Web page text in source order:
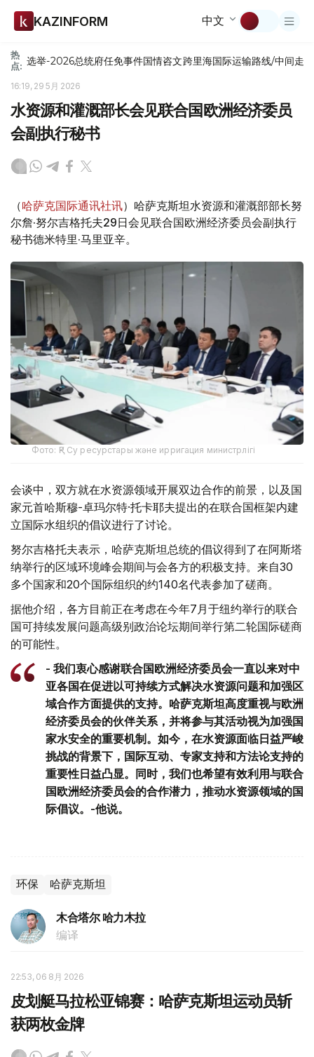
KAZINFORM 中文
热
点: 选举-2026总统府任免事件国情咨文跨里海国际运输路线/中间走廊
16:19, 29 5月 2026
水资源和灌溉部长会见联合国欧洲经济委员
会副执行秘书
（哈萨克国际通讯社讯）哈萨克斯坦水资源和灌溉部部长努
尔詹·努尔吉格托夫29日会见联合国欧洲经济委员会副执行
秘书德米特里·马里亚辛。
Фото: ҚР Су ресурстары және ирригация министрлігі
会谈中，双方就在水资源领域开展双边合作的前景，以及国
家元首哈斯穆-卓玛尔特·托卡耶夫提出的在联合国框架内建
立国际水组织的倡议进行了讨论。
努尔吉格托夫表示，哈萨克斯坦总统的倡议得到了在阿斯塔
纳举行的区域环境峰会期间与会各方的积极支持。来自30
多个国家和20个国际组织的约140名代表参加了磋商。
据他介绍，各方目前正在考虑在今年7月于纽约举行的联合
国可持续发展问题高级别政治论坛期间举行第二轮国际磋商
的可能性。
- 我们衷心感谢联合国欧洲经济委员会一直以来对中
亚各国在促进以可持续方式解决水资源问题和加强区
域合作方面提供的支持。哈萨克斯坦高度重视与欧洲
经济委员会的伙伴关系，并将参与其活动视为加强国
家水安全的重要机制。如今，在水资源面临日益严峻
挑战的背景下，国际互动、专家支持和方法论支持的
重要性日益凸显。同时，我们也希望有效利用与联合
国欧洲经济委员会的合作潜力，推动水资源领域的国
际倡议。-他说。
环保 哈萨克斯坦
木合塔尔 哈力木拉
编译
22:53, 06 8月 2026
皮划艇马拉松亚锦赛：哈萨克斯坦运动员斩
获两枚金牌